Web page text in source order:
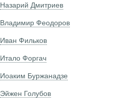
Назарий Дмитриев
Владимир Феодоров
Иван Фильков
Итало Форгач
Иоаким Буржанадзе
Эйжен Голубов